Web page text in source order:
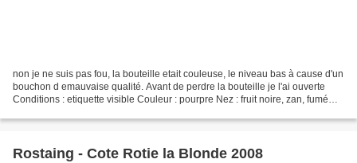
non je ne suis pas fou, la bouteille etait couleuse, le niveau bas à cause d'un
bouchon d emauvaise qualité. Avant de perdre la bouteille je l'ai ouverte
Conditions : etiquette visible Couleur : pourpre Nez : fruit noire, zan, fumé
Rostaing - Cote Rotie la Blonde 2008